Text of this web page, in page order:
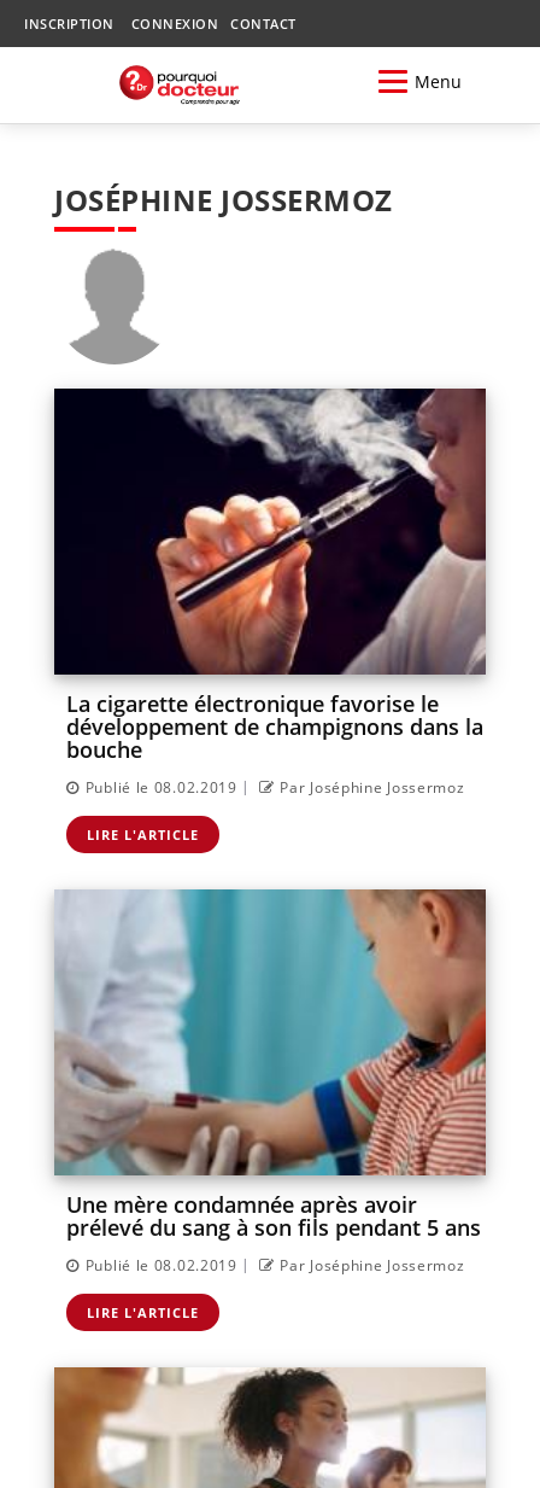
INSCRIPTION CONNEXION CONTACT
Menu
JOSÉPHINE JOSSERMOZ
La cigarette électronique favorise le
développement de champignons dans la
bouche
Publié le 08.02.2019 | Par Joséphine Jossermoz
LIRE L'ARTICLE
Une mère condamnée après avoir
prélevé du sang à son fils pendant 5 ans
Publié le 08.02.2019 | Par Joséphine Jossermoz
LIRE L'ARTICLE